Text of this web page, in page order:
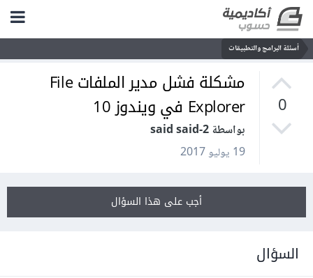
أسئلة البرامج والتطبيقات
0
مشكلة فشل مدير الملفات File
Explorer في ويندوز 10
بواسطة said said-2
19 يوليو 2017
أجب على هذا السؤال
السؤال